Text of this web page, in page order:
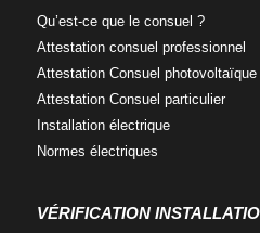
b
o
o
k
e
r
Qu’est-ce que le consuel ?
Attestation consuel professionnel
Attestation Consuel photovoltaïque
Attestation Consuel particulier
Installation électrique
Normes électriques
VÉRIFICATION